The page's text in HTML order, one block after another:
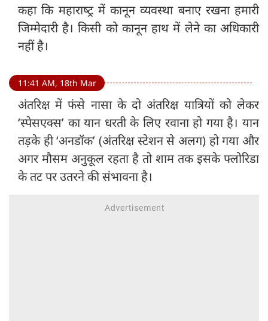
कहा कि महाराष्‍ट्र में कानून व्यवस्था बनाए रखना हमारी
जिम्मेदारी है। किसी को कानून हाथ में लेने का अधिकारी
नहीं है।
11:41 AM, 18th Mar
अंतरिक्ष में फंसे नासा के दो अंतरिक्ष यात्रियों को लेकर
‘स्पेसएक्स’ का यान धरती के लिए रवाना हो गया है। यान
तड़के ही ‘अनडॉक’ (अंतरिक्ष स्टेशन से अलग) हो गया और
अगर मौसम अनुकूल रहता है तो शाम तक इसके फ्लोरिडा
के तट पर उतरने की संभावना है।